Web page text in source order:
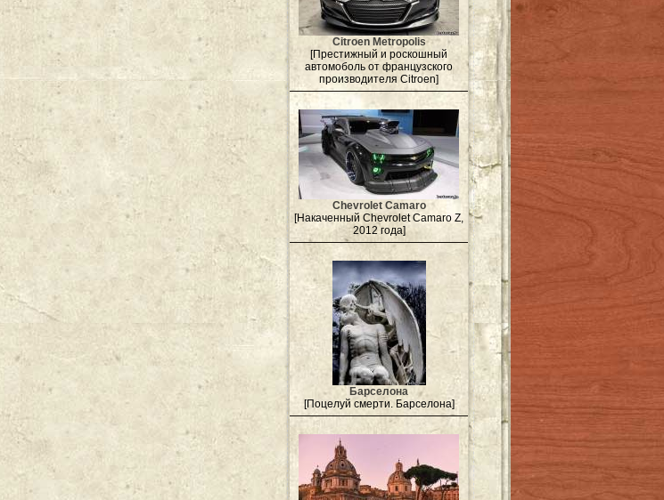
Citroen Metropolis
[Престижный и роскошный
автомоболь от французского
производителя Citroen]
Chevrolet Camaro
[Накаченный Chevrolet Camaro Z,
2012 года]
Барселона
[Поцелуй смерти. Барселона]